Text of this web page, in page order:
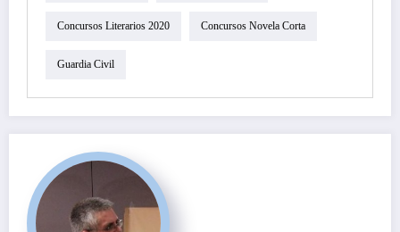
Concursos Literarios 2020 Concursos Novela Corta
Guardia Civil